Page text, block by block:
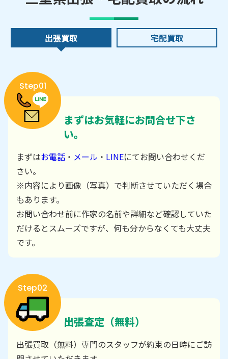
出張買取 宅配買取
Step01
まずはお気軽にお問合せ下さ
い。
まずはお電話 ・ メール ・ LINEにてお問い合わせくだ
さい。
※内容により画像（写真）で判断させていただく場合
もあります。
お問い合わせ前に作家の名前や詳細など確認していた
だけるとスムーズですが、何も分からなくても大丈夫
です。
Step02
出張査定（無料）
出張買取（無料）専門のスタッフが約束の日時にご訪